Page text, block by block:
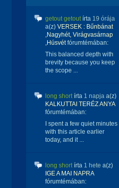
getout getoutírta 19 órája
a(z) VERSEK : Bűnbánat
,Nagyhét, Virágvasárnap
,Húsvétfórumtémában:
This balanced depth with
brevity because you keep
the scope ...
long shortírta 1 napja a(z)
KALKUTTAI TERÉZ ANYA
fórumtémában:
I spent a few quiet minutes
with this article earlier
today, and it ...
long shortírta 1 hete a(z)
IGE A MAI NAPRA
fórumtémában: